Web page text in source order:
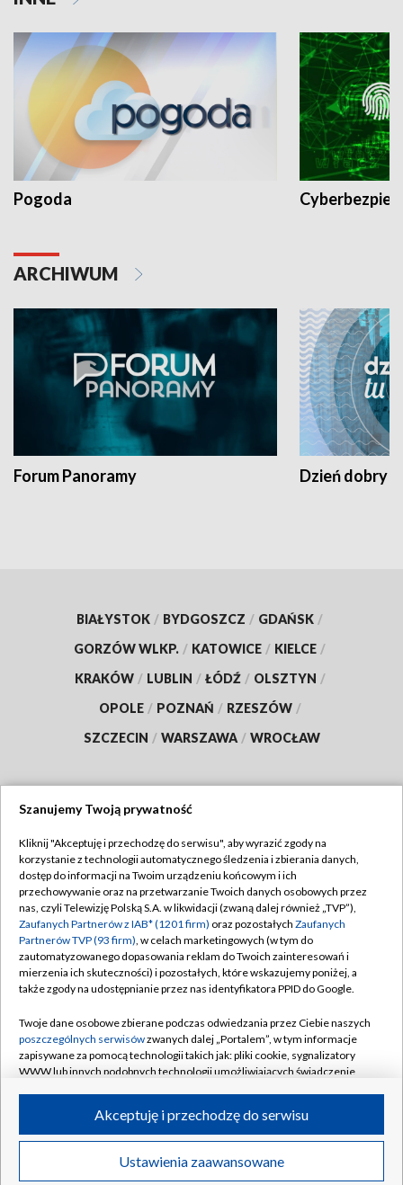
Pogoda
ARCHIWUM
Forum Panoramy Dzień dobry
BIAŁYSTOK / BYDGOSZCZ / GDAŃSK /
GORZÓW WLKP. / KATOWICE / KIELCE /
KRAKÓW / LUBLIN / ŁÓDŹ / OLSZTYN /
OPOLE / POZNAŃ / RZESZÓW /
SZCZECIN / WARSZAWA / WROCŁAW
TVP
Abonament TVP
Emisja w TVP
Centrum informacji TVP
Naziemna Telewizja Cyfrowa
Rada Programowa
System NOS
Informacje o nadawcy
Program dla prasy
Ogłoszenie przetargowe
Regulamin TVP
Polityka prywatności
Moje zgody
Pomoc
Kontakt
Kanały
©2026 Telewizja Polska S.A. w likwidacji
Szanujemy Twoją prywatność
Kliknij "Akceptuję i przechodzę do serwisu", aby wyrazić zgody na
korzystanie z technologii automatycznego śledzenia i zbierania danych,
dostęp do informacji na Twoim urządzeniu końcowym i ich
przechowywanie oraz na przetwarzanie Twoich danych osobowych przez
nas, czyli Telewizję Polską S.A. w likwidacji (zwaną dalej również „TVP”),
Zaufanych Partnerów z IAB* (1201 firm) oraz pozostałych Zaufanych
Partnerów TVP (93 firm), w celach marketingowych (w tym do
zautomatyzowanego dopasowania reklam do Twoich zainteresowań i
mierzenia ich skuteczności) i pozostałych, które wskazujemy poniżej, a
także zgody na udostępnianie przez nas identyfikatora PPID do Google.
Twoje dane osobowe zbierane podczas odwiedzania przez Ciebie naszych
poszczególnych serwisówzwanych dalej „Portalem”, w tym informacje
zapisywane za pomocą technologii takich jak: pliki cookie, sygnalizatory
WWW lub innych podobnych technologii umożliwiających świadczenie
ruchu w Internecie.
Twoje dane osobowe zbierane podczas odwiedzania przez Ciebie
poszczególnych serwisówna Portalu, takie jak adresy IP, identyfikatory
Ustawienia zaawansowane
Akceptuję i przechodzę do serwisu